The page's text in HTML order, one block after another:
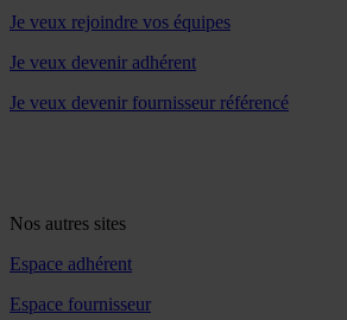
Je veux rejoindre vos équipes
Je veux devenir adhérent
Je veux devenir fournisseur référencé
Nos autres sites
Espace adhérent
Espace fournisseur